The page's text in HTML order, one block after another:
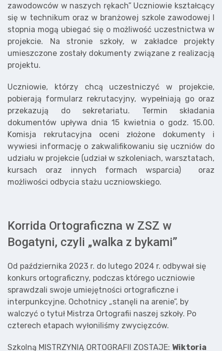
zawodowców w naszych rękach” Uczniowie kształcący
się w technikum oraz w branżowej szkole zawodowej I
stopnia mogą ubiegać się o możliwość uczestnictwa w
projekcie. Na stronie szkoły, w zakładce projekty
umieszczone zostały dokumenty związane z realizacją
projektu.
Uczniowie, którzy chcą uczestniczyć w projekcie,
pobierają formularz rekrutacyjny, wypełniają go oraz
przekazują do sekretariatu. Termin składania
dokumentów upływa dnia 15 kwietnia o godz. 15.00.
Komisja rekrutacyjna oceni złożone dokumenty i
wywiesi informację o zakwalifikowaniu się uczniów do
udziału w projekcie (udział w szkoleniach, warsztatach,
kursach oraz innych formach wsparcia) oraz
możliwości odbycia stażu uczniowskiego.
Korrida Ortograficzna w ZSZ w
Bogatyni, czyli „walka z bykami”
Od października 2023 r. do lutego 2024 r. odbywał się
konkurs ortograficzny, podczas którego uczniowie
sprawdzali swoje umiejętności ortograficzne i
interpunkcyjne. Ochotnicy „stanęli na arenie”, by
walczyć o tytuł Mistrza Ortografii naszej szkoły. Po
czterech etapach wyłoniliśmy zwycięzców.
Szkolną MISTRZYNIĄ ORTOGRAFII ZOSTAJE: Wiktoria